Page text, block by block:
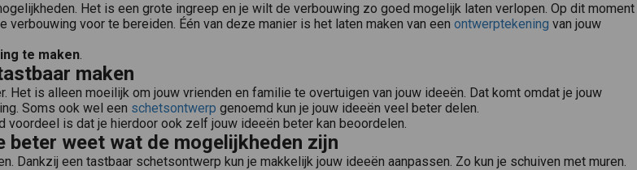
Het is een grote ingreep en je wilt de verbouwing zo goed mogelijk laten verlopen. Op dit moment
voor te bereiden. Één van deze manier is het laten maken van een ontwerptekening van jouw
te maken.
maken
is alleen moeilijk om jouw vrienden en familie te overtuigen van jouw ideeën. Dat komt omdat je jouw
Soms ook wel een schetsontwerp genoemd kun je jouw ideeën veel beter delen.
is dat je hierdoor ook zelf jouw ideeën beter kan beoordelen.
weet wat de mogelijkheden zijn
Dankzij een tastbaar schetsontwerp kun je makkelijk jouw ideeën aanpassen. Zo kun je schuiven met muren.